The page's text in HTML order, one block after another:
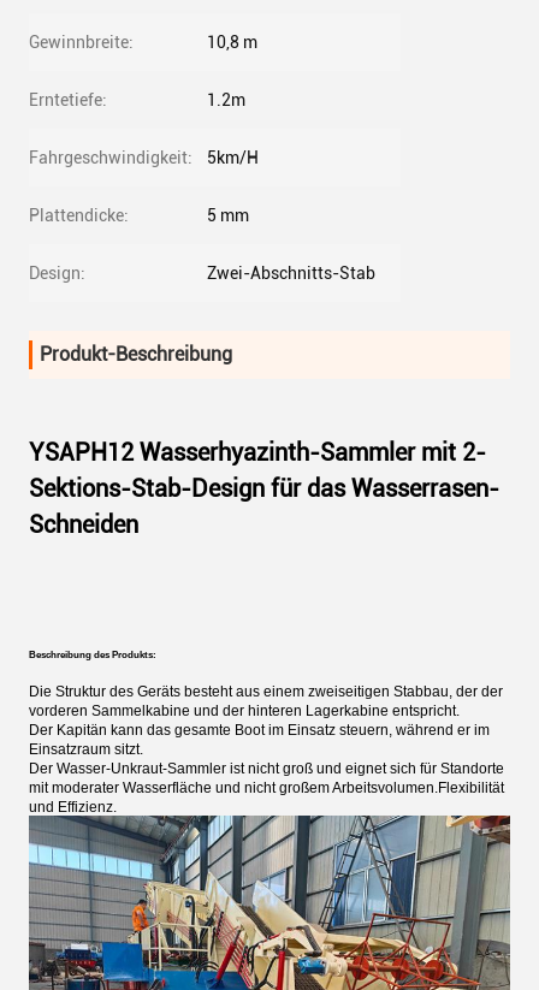
Gewinnbreite: 10,8 m
Erntetiefe: 1.2m
Fahrgeschwindigkeit: 5km/H
Plattendicke: 5 mm
Design: Zwei-Abschnitts-Stab
Produkt-Beschreibung
YSAPH12 Wasserhyazinth-Sammler mit 2-
Sektions-Stab-Design für das Wasserrasen-
Schneiden
Beschreibung des Produkts:
Die Struktur des Geräts besteht aus einem zweiseitigen Stabbau, der der
vorderen Sammelkabine und der hinteren Lagerkabine entspricht.
Der Kapitän kann das gesamte Boot im Einsatz steuern, während er im
Einsatzraum sitzt.
Der Wasser-Unkraut-Sammler ist nicht groß und eignet sich für Standorte
mit moderater Wasserfläche und nicht großem Arbeitsvolumen.Flexibilität
und Effizienz.